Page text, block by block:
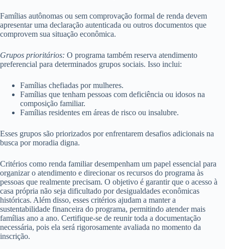
Famílias autônomas ou sem comprovação formal de renda devem
apresentar uma declaração autenticada ou outros documentos que
comprovem sua situação econômica.
Grupos prioritários: O programa também reserva atendimento
preferencial para determinados grupos sociais. Isso inclui:
Famílias chefiadas por mulheres.
Famílias que tenham pessoas com deficiência ou idosos na
composição familiar.
Famílias residentes em áreas de risco ou insalubre.
Esses grupos são priorizados por enfrentarem desafios adicionais na
busca por moradia digna.
Critérios como renda familiar desempenham um papel essencial para
organizar o atendimento e direcionar os recursos do programa às
pessoas que realmente precisam. O objetivo é garantir que o acesso à
casa própria não seja dificultado por desigualdades econômicas
históricas. Além disso, esses critérios ajudam a manter a
sustentabilidade financeira do programa, permitindo atender mais
famílias ano a ano. Certifique-se de reunir toda a documentação
necessária, pois ela será rigorosamente avaliada no momento da
inscrição.